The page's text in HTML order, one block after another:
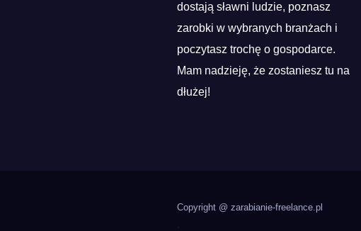
dostają sławni ludzie, poznasz
zarobki w wybranych branżach i
poczytasz trochę o gospodarce.
Mam nadzieję, że zostaniesz tu na
dłużej!
Copyright @ zarabianie-freelance.pl
.